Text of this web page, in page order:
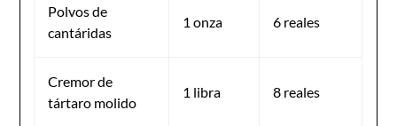
Polvos de
cantáridas
1 onza 6 reales
Cremor de
tártaro molido
1 libra 8 reales